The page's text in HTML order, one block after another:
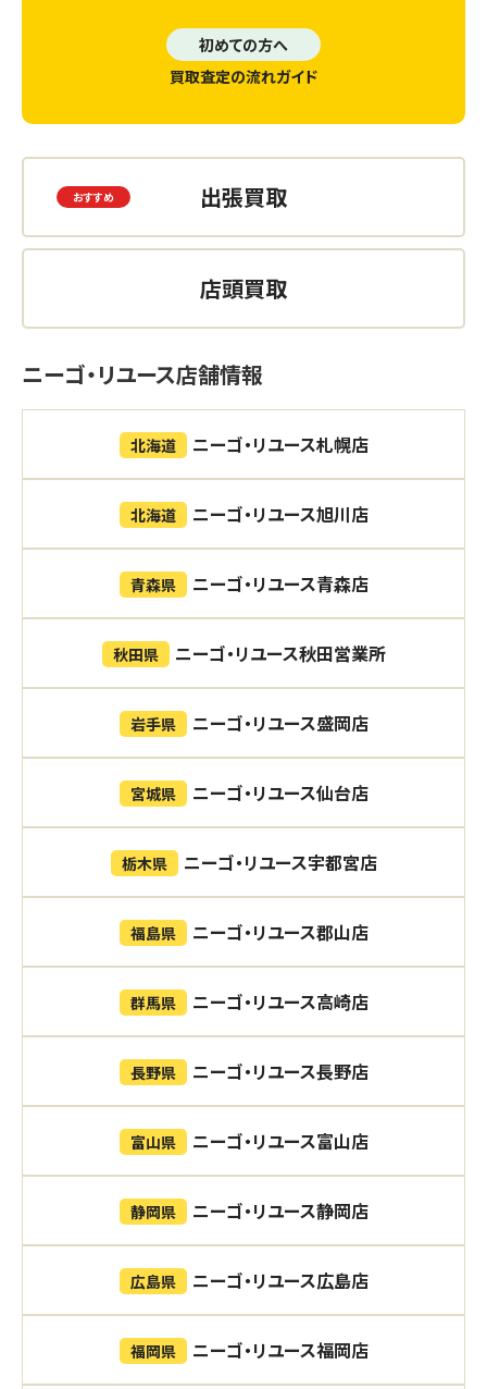
初めての方へ
買取査定の流れガイド
出張買取
店頭買取
ニーゴ・リユース店舗情報
北海道 ニーゴ・リユース札幌店
北海道 ニーゴ・リユース旭川店
青森県 ニーゴ・リユース青森店
秋田県 ニーゴ・リユース秋田営業所
岩手県 ニーゴ・リユース盛岡店
宮城県 ニーゴ・リユース仙台店
栃木県 ニーゴ・リユース宇都宮店
福島県 ニーゴ・リユース郡山店
群馬県 ニーゴ・リユース高崎店
長野県 ニーゴ・リユース長野店
富山県 ニーゴ・リユース富山店
静岡県 ニーゴ・リユース静岡店
広島県 ニーゴ・リユース広島店
福岡県 ニーゴ・リユース福岡店